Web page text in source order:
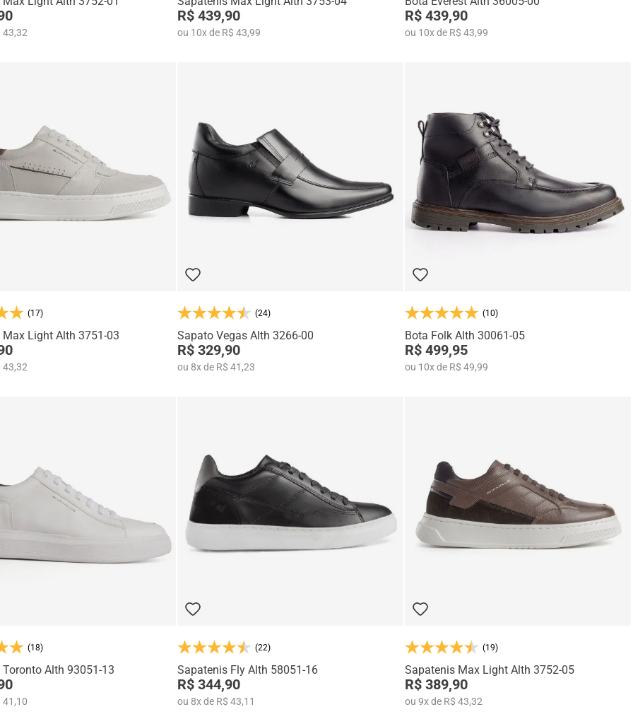
43,32
R$ 439,90
ou 10xde R$ 43,99
R$ 439,90
ou 10xde R$ 43,99
(17)
Light Alth 3751-03
43,32
(24)
Sapato Vegas Alth 3266-00
R$ 329,90
ou 8xde R$ 41,23
(10)
Bota Folk Alth 30061-05
R$ 499,95
ou 10xde R$ 49,99
(18)
Alth 93051-13
41,10
(22)
Sapatenis Fly Alth 58051-16
R$ 344,90
ou 8xde R$ 43,11
(19)
Sapatenis Max Light Alth 3752-05
R$ 389,90
ou 9xde R$ 43,32